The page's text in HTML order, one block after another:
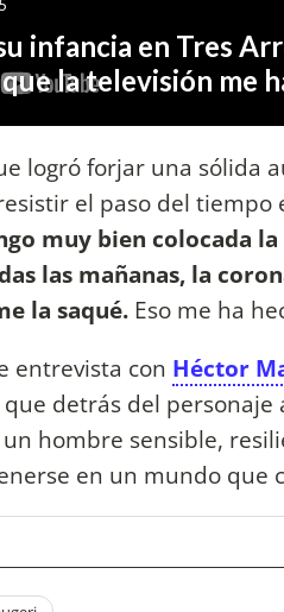
logró forjar una sólida
el paso del tiempo
muy bien colocada
las mañanas, la
la saqué. Eso me ha
entrevista con Héctor
detrás del
hombre sensible,
en un mundo que